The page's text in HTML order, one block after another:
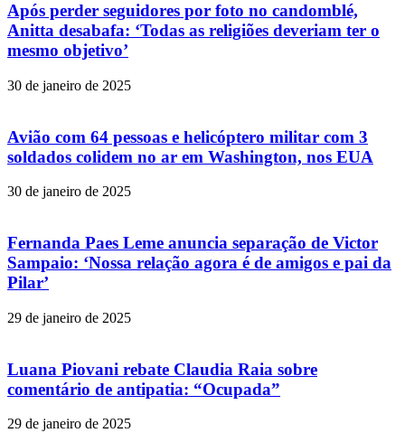
Após perder seguidores por foto no candomblé,
Anitta desabafa: ‘Todas as religiões deveriam ter o
mesmo objetivo’
30 de janeiro de 2025
Avião com 64 pessoas e helicóptero militar com 3
soldados colidem no ar em Washington, nos EUA
30 de janeiro de 2025
Fernanda Paes Leme anuncia separação de Victor
Sampaio: ‘Nossa relação agora é de amigos e pai da
Pilar’
29 de janeiro de 2025
Luana Piovani rebate Claudia Raia sobre
comentário de antipatia: “Ocupada”
29 de janeiro de 2025